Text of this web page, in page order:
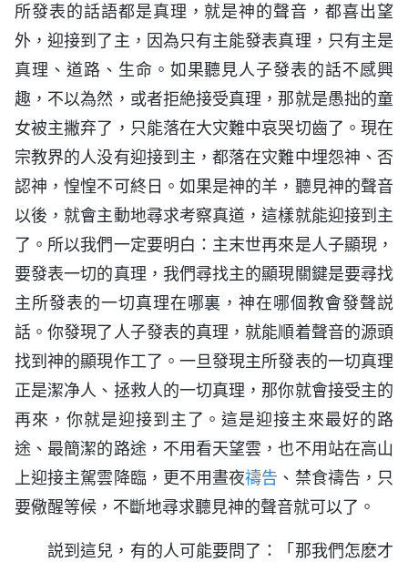
所發表的話語都是真理，就是神的聲音，都喜出望
外，迎接到了主，因為只有主能發表真理，只有主是
真理、道路、生命。如果聽見人子發表的話不感興
趣，不以為然，或者拒絶接受真理，那就是愚拙的童
女被主撇弃了，只能落在大灾難中哀哭切齒了。現在
宗教界的人没有迎接到主，都落在灾難中埋怨神、否
認神，惶惶不可終日。如果是神的羊，聽見神的聲音
以後，就會主動地尋求考察真道，這樣就能迎接到主
了。所以我們一定要明白：主末世再來是人子顯現，
要發表一切的真理，我們尋找主的顯現關鍵是要尋找
主所發表的一切真理在哪裏，神在哪個教會發聲説
話。你發現了人子發表的真理，就能順着聲音的源頭
找到神的顯現作工了。一旦發現主所發表的一切真理
正是潔净人、拯救人的一切真理，那你就會接受主的
再來，你就是迎接到主了。這是迎接主來最好的路
途、最簡潔的路途，不用看天望雲，也不用站在高山
上迎接主駕雲降臨，更不用晝夜禱告 、禁食禱告，只
要儆醒等候，不斷地尋求聽見神的聲音就可以了。
説到這兒，有的人可能要問了：「那我們怎麽才